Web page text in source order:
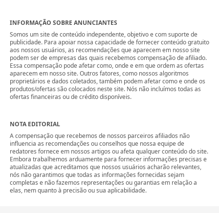
INFORMAÇÃO SOBRE ANUNCIANTES
Somos um site de conteúdo independente, objetivo e com suporte de
publicidade. Para apoiar nossa capacidade de fornecer conteúdo gratuito
aos nossos usuários, as recomendações que aparecem em nosso site
podem ser de empresas das quais recebemos compensação de afiliado.
Essa compensação pode afetar como, onde e em que ordem as ofertas
aparecem em nosso site. Outros fatores, como nossos algoritmos
proprietários e dados coletados, também podem afetar como e onde os
produtos/ofertas são colocados neste site. Nós não incluímos todas as
ofertas financeiras ou de crédito disponíveis.
NOTA EDITORIAL
A compensação que recebemos de nossos parceiros afiliados não
influencia as recomendações ou conselhos que nossa equipe de
redatores fornece em nossos artigos ou afeta qualquer conteúdo do site.
Embora trabalhemos arduamente para fornecer informações precisas e
atualizadas que acreditamos que nossos usuários acharão relevantes,
nós não garantimos que todas as informações fornecidas sejam
completas e não fazemos representações ou garantias em relação a
elas, nem quanto à precisão ou sua aplicabilidade.